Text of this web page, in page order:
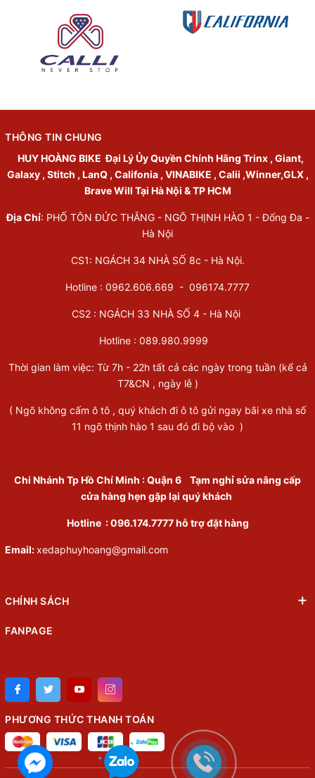
THÔNG TIN CHUNG
HUY HOÀNG BIKE Đại Lý Ủy Quyền Chính Hãng Trinx , Giant,
Galaxy , Stitch , LanQ , Califonia , VINABIKE , Calii ,Winner,GLX ,
Brave Will Tại Hà Nội & TP HCM
Địa Chỉ: PHỐ TÔN ĐỨC THẮNG - NGÕ THỊNH HÀO 1 - Đống Đa -
Hà Nội
CS1: NGÁCH 34 NHÀ SỐ 8c - Hà Nội.
Hotline : 0962.606.669 - 096174.7777
CS2 : NGÁCH 33 NHÀ SỐ 4 - Hà Nội
Hotline : 089.980.9999
Thời gian làm việc: Từ 7h - 22h tất cả các ngày trong tuần (kể cả
T7&CN , ngày lễ )
( Ngõ không cấm ô tô , quý khách đi ô tô gửi ngay bãi xe nhà số
11 ngõ thịnh hào 1 sau đó đi bộ vào )
Chi Nhánh Tp Hồ Chí Minh :Quận 6 Tạm nghỉ sửa nâng cấp
cửa hàng hẹn gặp lại quý khách
Hotline : 096.174.7777 hỗ trợ đặt hàng
Email:xedaphuyhoang@gmail.com
CHÍNH SÁCH
FANPAGE
PHƯƠNG THỨC THANH TOÁN